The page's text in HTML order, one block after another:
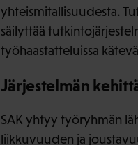
yhteismitallisuudesta.
säilyttää
työhaastatteluissa
Järjestelmän
SAK yhtyy työryhmän
liikkuvuuden ja